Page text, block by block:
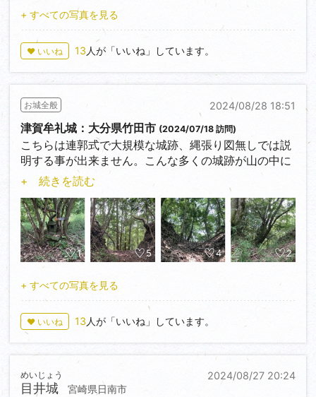
は判断付きませんでした。西南戦争時に薩軍の陣地に
もなっていて激戦もあったようなのでその時に多少の
改変がなされていたのかもしれません。
いんげん丸虫さんは一本芯が通って硬派な方に見受け
られましたね。1年半振りにサイトに復活した時に真
っ先に見に行きましたが・・。城とマスクさんもお見
掛けしなくなりました、こんな楽しみ方もあるのかと
驚いたものです。色んなアプローチを持った多くの
はないでしょうか。私もしんちゃんに影響されて今回
飲み込まれた城を投稿しました。
+ すべての写真を見る
♥ いいね 13 人が「いいね」しています。
2024/08/28 18:51
お城全般
津賀牟礼城：大分県竹田市 (2024/07/18 訪問)
こちらは連郭式で大規模な城跡、縄張り図無しでは説
明する事が出来ません。こんな多くの城跡が山の中に
は残ってます。10枚写真を選んでみました。
+ 続きを読む
1 5 4 2
+ すべての写真を見る
♥ いいね 13 人が「いいね」しています。
2024/08/27 20:24
目井城
めいじょう
宮崎県日南市